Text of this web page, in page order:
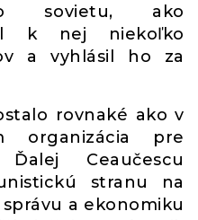
sovietu, ako
k nej niekoľko
a vyhlásil ho za
rovnaké ako v
organizácia pre
Ceaučescu
stranu na
a ekonomiku